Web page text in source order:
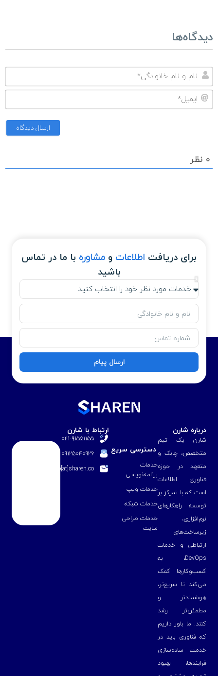
دیدگاه‌ها
و
0 نظر
برای دریافت اطلاعاتو مشاوره با ما در تماس
باشید
ارسال پیام
درباره شارن
شارن یک تیم
متخصص، چابک و
متعهد در حوزه
فناوری اطلاعات
است که با تمرکز بر
توسعه راهکارهای
نرم‌افزاری،
زیرساخت‌های
ارتباطی و خدمات
DevOps، به
کسب‌وکارها کمک
می‌کند تا سریع‌تر،
هوشمندتر و
مطمئن‌تر رشد
کنند. ما باور داریم
که فناوری باید در
خدمت ساده‌سازی
فرایندها، بهبود
دسترسی سریع
خدمات
برنامه‌نویسی
خدمات ویپ
خدمات شبکه
خدمات طراحی
سایت
ارتباط با شارن
۰۲۱-۹۱۵۵۱۱۵۵
09125040926
info[at]sharen.co